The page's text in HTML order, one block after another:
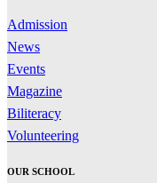
Admission
News
Events
Magazine
Biliteracy
Volunteering
OUR SCHOOL